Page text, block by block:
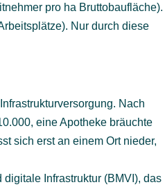
pro ha Bruttobaufläche).
Nur durch diese
Nach
eine Apotheke bräuchte
sich erst an einem Ort nieder,
Infrastruktur (BMVI), das